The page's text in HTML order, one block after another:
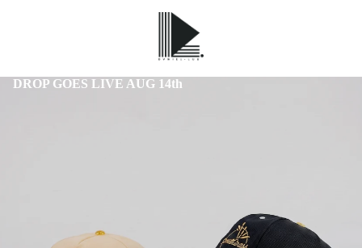
DROP GOES LIVE AUG 14th